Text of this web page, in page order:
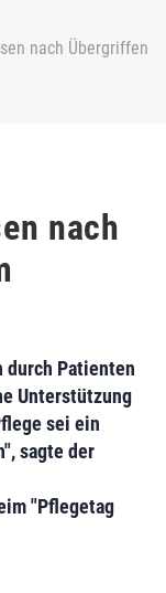
nach Übergriffen
nach
durch Patienten
Unterstützung
sei ein
sagte der
"Pflegetag